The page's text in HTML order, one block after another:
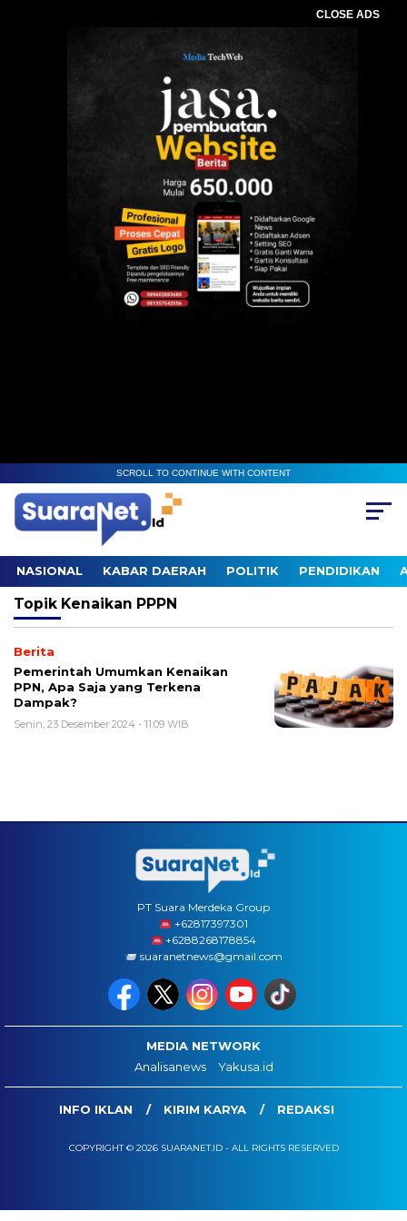
CLOSE ADS
SCROLL TO CONTINUE WITH CONTENT
NASIONAL KABAR DAERAH POLITIK PENDIDIKAN
Topik Kenaikan PPPN
Berita
Pemerintah Umumkan Kenaikan
PPN, Apa Saja yang Terkena
Dampak?
Senin, 23 Desember 2024 - 11:09 WIB
PT Suara Merdeka Group
‪+62817397301
+6288268178854
suaranetnews@gmail.com
MEDIA NETWORK
Analisanews
Yakusa.id
INFO IKLAN KIRIM KARYA REDAKSI
COPYRIGHT © 2026 SUARANET.ID - ALL RIGHTS RESERVED